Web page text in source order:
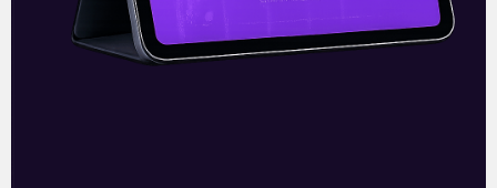
Em 19 de abril, a Trisul divulgou, após